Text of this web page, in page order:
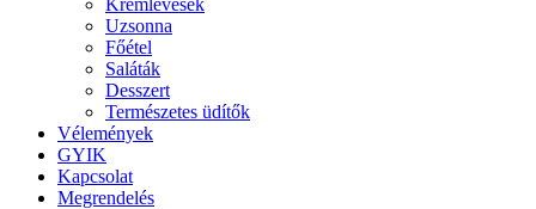
Krémlevesek
Uzsonna
Főétel
Saláták
Desszert
Természetes üdítők
Vélemények
GYIK
Kapcsolat
Megrendelés